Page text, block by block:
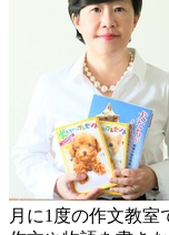
月に1度の作文教室